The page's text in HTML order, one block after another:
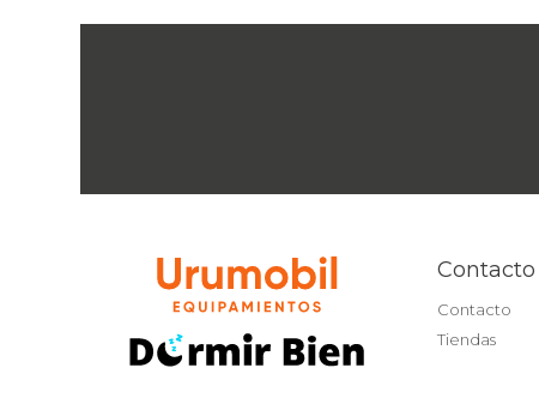
Contacto
Contacto
Tiendas